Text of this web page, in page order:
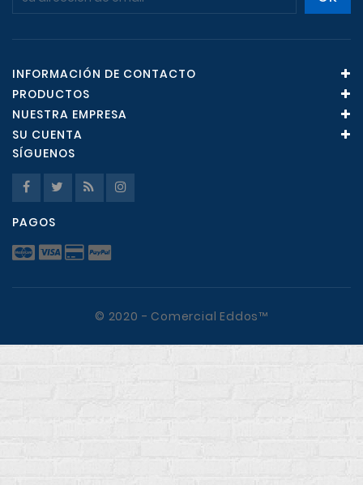
INFORMACIÓN DE CONTACTO
PRODUCTOS
NUESTRA EMPRESA
SU CUENTA
SÍGUENOS
PAGOS
© 2020 - Comercial Eddos™